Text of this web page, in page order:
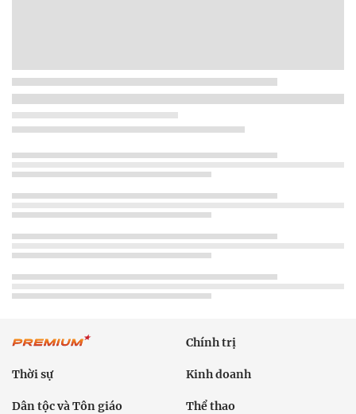
Chính trị
Thời sự Kinh doanh
Dân tộc và Tôn giáo Thể thao